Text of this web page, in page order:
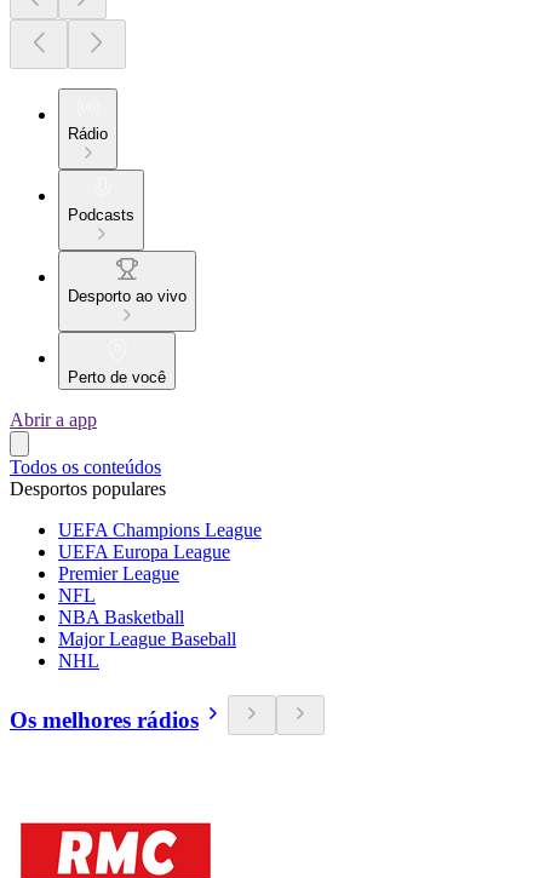
Rádio
Podcasts
Desporto ao vivo
Perto de você
Abrir a app
Todos os conteúdos
Desportos populares
UEFA Champions League
UEFA Europa League
Premier League
NFL
NBA Basketball
Major League Baseball
NHL
Os melhores rádios